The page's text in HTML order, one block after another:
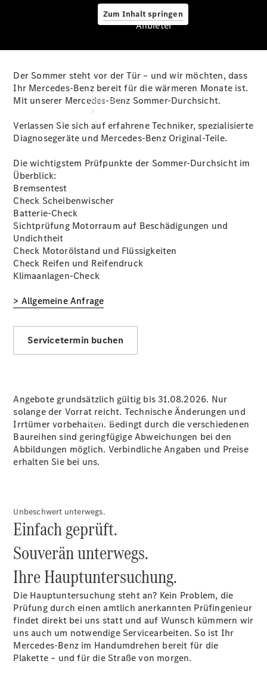
Zum Inhalt springen
Anbieter
Übersicht
Startseite
finden
vereinbaren
Servicetermin
vereinbaren
Kaufen
Übersicht
Junge
elektrisch
Gebrauchtfahrzeuge
Anbieter
Der Sommer steht vor der Tür – und wir möchten, dass
Ihr Mercedes-Benz bereit für die wärmeren Monate ist.
Mit unserer Mercedes-Benz Sommer-Durchsicht.
Verlassen Sie sich auf erfahrene Techniker, spezialisierte
Diagnosegeräte und Mercedes-Benz Original-Teile.
Die wichtigstem Prüfpunkte der Sommer-Durchsicht im
Überblick:
Bremsentest
Check Scheibenwischer
Batterie-Check
Sichtprüfung Motorraum auf Beschädigungen und
Undichtheit
Check Motorölstand und Flüssigkeiten
Check Reifen und Reifendruck
Klimaanlagen-Check
> Allgemeine Anfrage
Servicetermin buchen
Angebote grundsätzlich gültig bis 31.08.2026. Nur
solange der Vorrat reicht. Technische Änderungen und
Irrtümer vorbehalten. Bedingt durch die verschiedenen
Baureihen sind geringfügige Abweichungen bei den
Abbildungen möglich. Verbindliche Angaben und Preise
erhalten Sie bei uns.
Unbeschwert unterwegs.
Einfach geprüft.
Souverän unterwegs.
IhreHauptuntersuchung.
Die Hauptuntersuchung steht an? Kein Problem, die
Prüfung durch einen amtlich anerkannten Prüfingenieur
findet direkt bei uns statt und auf Wunsch kümmern wir
uns auch um notwendige Servicearbeiten. So ist Ihr
Mercedes-Benz im Handumdrehen bereit für die
Plakette – und für die Straße von morgen.